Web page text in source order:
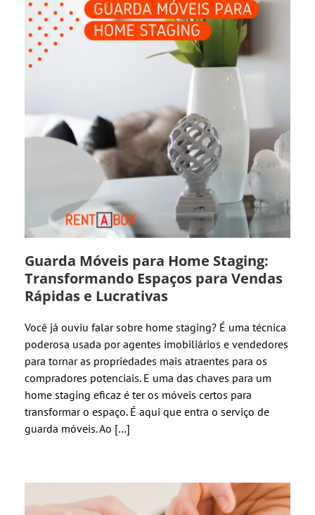
Guarda Móveis para Home Staging:
Transformando Espaços para Vendas
Rápidas e Lucrativas
Você já ouviu falar sobre home staging? É uma técnica
poderosa usada por agentes imobiliários e vendedores
para tornar as propriedades mais atraentes para os
compradores potenciais. E uma das chaves para um
home staging eficaz é ter os móveis certos para
transformar o espaço. É aqui que entra o serviço de
guarda móveis. Ao […]